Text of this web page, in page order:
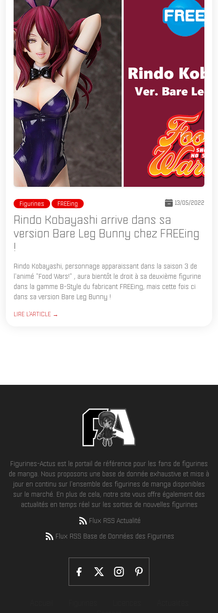
Figurines FREEing 13/05/2022
Rindo Kobayashi arrive dans sa
version Bare Leg Bunny chez FREEing
!
Rindo Kobayashi, personnage apparaissant dans la saison 3 de
l'animé "Food Wars!" , aura bientôt le droit à sa deuxième figurine
dans la gamme B-Style du fabricant FREEing, mais cette fois ci
dans sa version Bare Leg Bunny !
LIRE L'ARTICLE →
Figurines-Actus est le portail de référence pour les fans de figurines
de manga. Nous proposons une base de donnée exhaustive et mise à
jour en continu sur l'ensemble des figurines de manga disponibles
sur le marché. En plus de cela, notre site vous offre également des
actualités en temps réel sur les sorties de nouvelles figurines
Flux RSS Actualité
Flux RSS Base de Données des Figurines